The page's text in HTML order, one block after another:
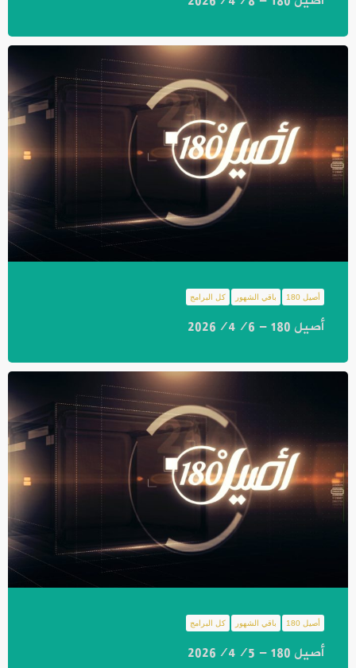
أصيل 180 باقي الشهور كل البرامج
أصيل 180 - 2026/4/6
أصيل 180 باقي الشهور كل البرامج
أصيل 180 - 2026/4/5